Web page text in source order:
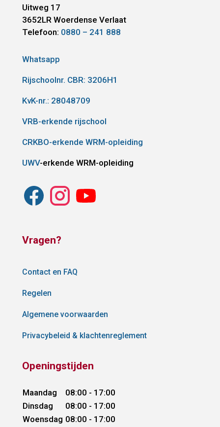
Uitweg 17
3652LRWoerdense Verlaat
Telefoon: 0880 – 241 888
Whatsapp
Rijschoolnr. CBR: 3206H1
KvK-nr.: 28048709
VRB-erkende rijschool
CRKBO-erkende WRM-opleiding
UWV-erkende WRM-opleiding
Vragen?
Contact en FAQ
Regelen
Algemene voorwaarden
Privacybeleid & klachtenreglement
Openingstijden
Maandag
08:00 - 17:00
Dinsdag
08:00 - 17:00
Woensdag 08:00 - 17:00